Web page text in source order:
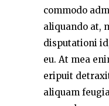
commodo
aliquando at,
disputationi
eu. At mea
eripuit
aliquam